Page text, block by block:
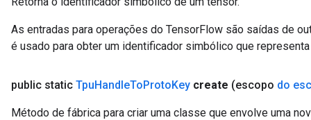
As entradas para operações do TensorFlow são saídas de
é usado para obter um identificador simbólico que
public static TpuHandleToProtoKey create (escopo do
Método de fábrica para criar uma classe que envolve uma